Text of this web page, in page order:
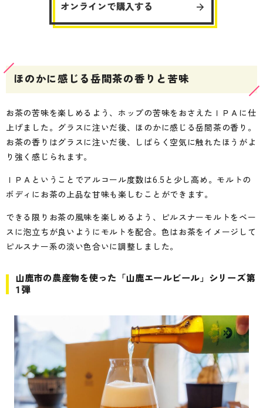
オンラインで購入する
ほのかに感じる岳間茶の香りと苦味
お茶の苦味を楽しめるよう、ホップの苦味をおさえたＩＰＡに仕
上げました。グラスに注いだ後、ほのかに感じる岳間茶の香り。
お茶の香りはグラスに注いだ後、しばらく空気に触れたほうがよ
り強く感じられます。
ＩＰＡということでアルコール度数は6.5と少し高め。モルトの
ボディにお茶の上品な甘味も楽しむことができます。
できる限りお茶の風味を楽しめるよう、ピルスナーモルトをベー
スに泡立ちが良いようにモルトを配合。色はお茶をイメージして
ピルスナー系の淡い色合いに調整しました。
山鹿市の農産物を使った「山鹿エールビール」シリーズ第
1弾